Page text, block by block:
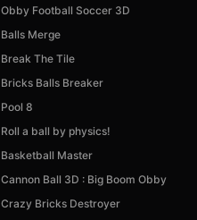
Obby Football Soccer 3D
Balls Merge
Break The Tile
Bricks Balls Breaker
Pool 8
Roll a ball by physics!
Basketball Master
Cannon Ball 3D : Big Boom Obby
Crazy Bricks Destroyer